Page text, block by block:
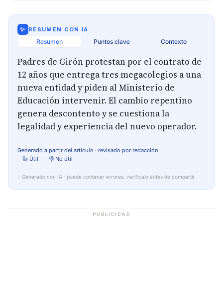
✨ RESUMEN CON IA
Resumen Puntos clave Contexto
Padres de Girón protestan por el contrato de
12 años que entrega tres megacolegios a una
nueva entidad y piden al Ministerio de
Educación intervenir. El cambio repentino
genera descontento y se cuestiona la
legalidad y experiencia del nuevo operador.
Generado a partir del artículo · revisado por redacción
👍 Útil
👎 No útil
✨ Generado con IA · puede contener errores, verifícalo antes de compartir.
PUBLICIDAD